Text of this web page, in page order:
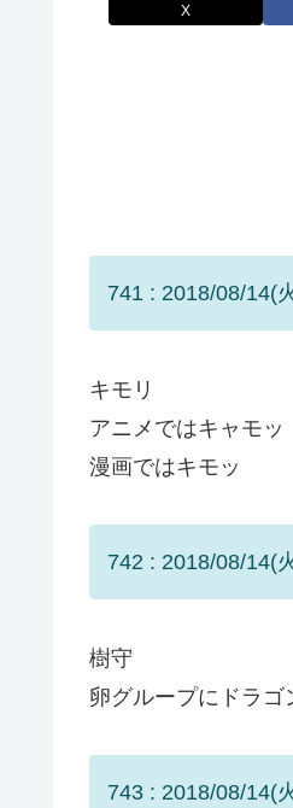
X
741 : 2018/08/14(
キモリ
アニメではキャモッ
漫画ではキモッ
742 : 2018/08/14(
樹守
卵グループにドラ
743 : 2018/08/14(